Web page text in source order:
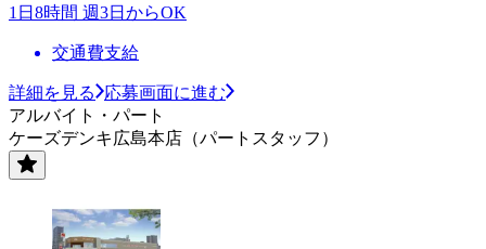
1日8時間 週3日からOK
交通費支給
詳細を見る
応募画面に進む
アルバイト・パート
ケーズデンキ広島本店（パートスタッフ）